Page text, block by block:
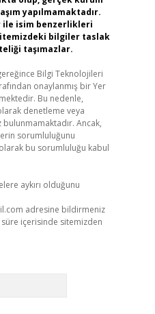
yapılmamaktadır.
ile isim benzerlikleri
bilgiler taslak
taşımazlar.
Bilgi Teknolojileri
onaylanmış bir Yer
Bu nedenle,
denetleme veya
Ancak,
sorumluluğunu
bu sorumluluğu kabul
aykırı olduğunu
adresine bildirmeniz
içerisinde sitemizden